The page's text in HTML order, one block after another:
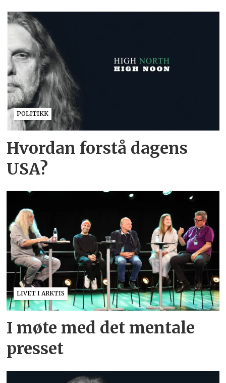
POLITIKK
Hvordan forstå dagens
USA?
LIVET I ARKTIS
I møte med det mentale
presset